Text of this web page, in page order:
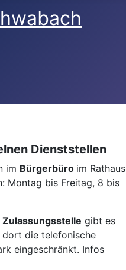
Dienststellen
im Bürgerbüro im Rathaus
Montag bis Freitag, 8 bis
gibt es
dort die telefonische
eingeschränkt. Infos